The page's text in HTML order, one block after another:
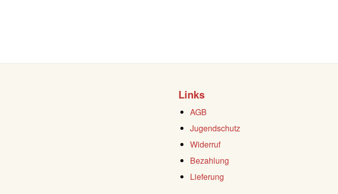
Links
AGB
Jugendschutz
Widerruf
Bezahlung
Lieferung